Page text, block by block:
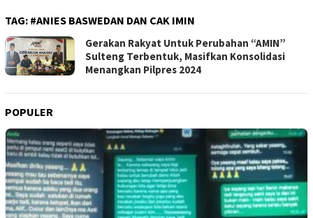
TAG: #ANIES BASWEDAN DAN CAK IMIN
Gerakan Rakyat Untuk Perubahan “AMIN”
Sulteng Terbentuk, Masifkan Konsolidasi
Menangkan Pilpres 2024
POPULER